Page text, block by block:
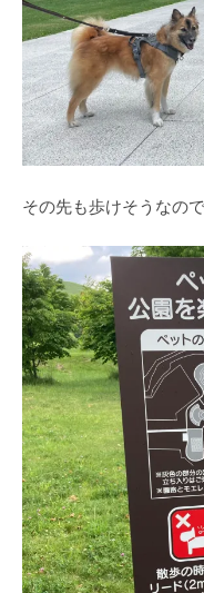
その先も歩けそうなの